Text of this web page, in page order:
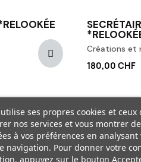
Créations et
180,00 CHF
ses propres cookies et ceux
nos services et vous montrer
à vos préférences en analysant
navigation. Pour donner votre
appuyez sur le bouton